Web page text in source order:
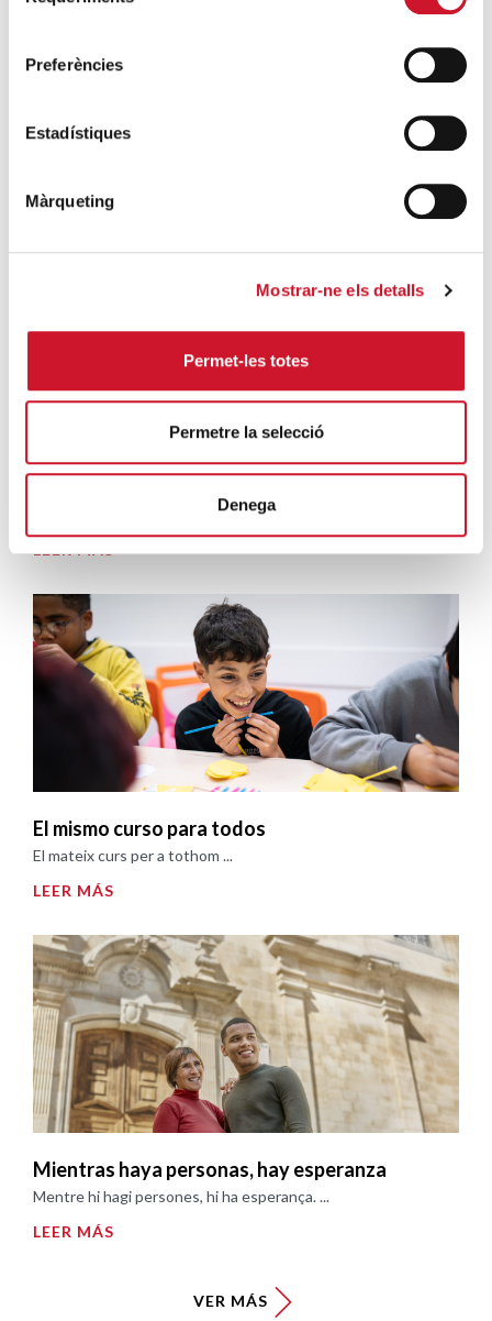
Preferències
Estadístiques
Màrqueting
Mostrar-ne els detalls
Permet-les totes
Permetre la selecció
Denega
Campañas solidarias
Sumant anys, restant drets ...
LEER MÁS
El mismo curso para todos
El mateix curs per a tothom ...
LEER MÁS
Mientras haya personas, hay esperanza
Mentre hi hagi persones, hi ha esperança. ...
LEER MÁS
VER MÁS